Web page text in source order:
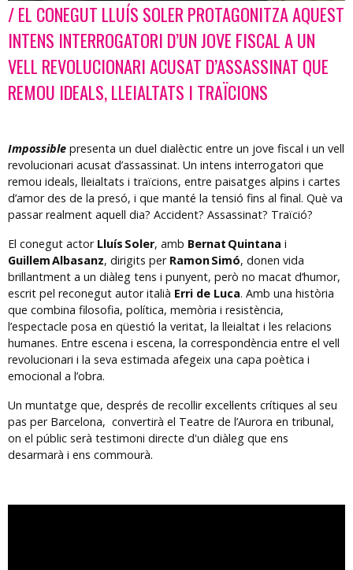
Diapositiva 1 de 1
/ EL CONEGUT LLUÍS SOLER PROTAGONITZA AQUEST
INTENS INTERROGATORI D’UN JOVE FISCAL A UN
VELL REVOLUCIONARI ACUSAT D’ASSASSINAT QUE
REMOU IDEALS, LLEIALTATS I TRAÏCIONS
Impossible presenta un duel dialèctic entre un jove fiscal i un vell
revolucionari acusat d’assassinat. Un intens interrogatori que
remou ideals, lleialtats i traïcions, entre paisatges alpins i cartes
d’amor des de la presó, i que manté la tensió fins al final. Què va
passar realment aquell dia? Accident? Assassinat? Traïció?
El conegut actor Lluís Soler, amb Bernat Quintana i
Guillem Albasanz, dirigits per Ramon Simó, donen vida
brillantment a un diàleg tens i punyent, però no macat d’humor,
escrit pel reconegut autor italià Erri de Luca. Amb una història
que combina filosofia, política, memòria i resistència,
l’espectacle posa en qüestió la veritat, la lleialtat i les relacions
humanes. Entre escena i escena, la correspondència entre el vell
revolucionari i la seva estimada afegeix una capa poètica i
emocional a l’obra.
Un muntatge que, després de recollir excel·lents crítiques al seu
pas per Barcelona, convertirà el Teatre de l’Aurora en tribunal,
on el públic serà testimoni directe d'un diàleg que ens
desarmarà i ens commourà.